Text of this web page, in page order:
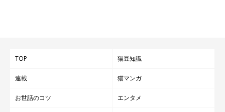
TOP 猫豆知識
連載 猫マンガ
お世話のコツ エンタメ